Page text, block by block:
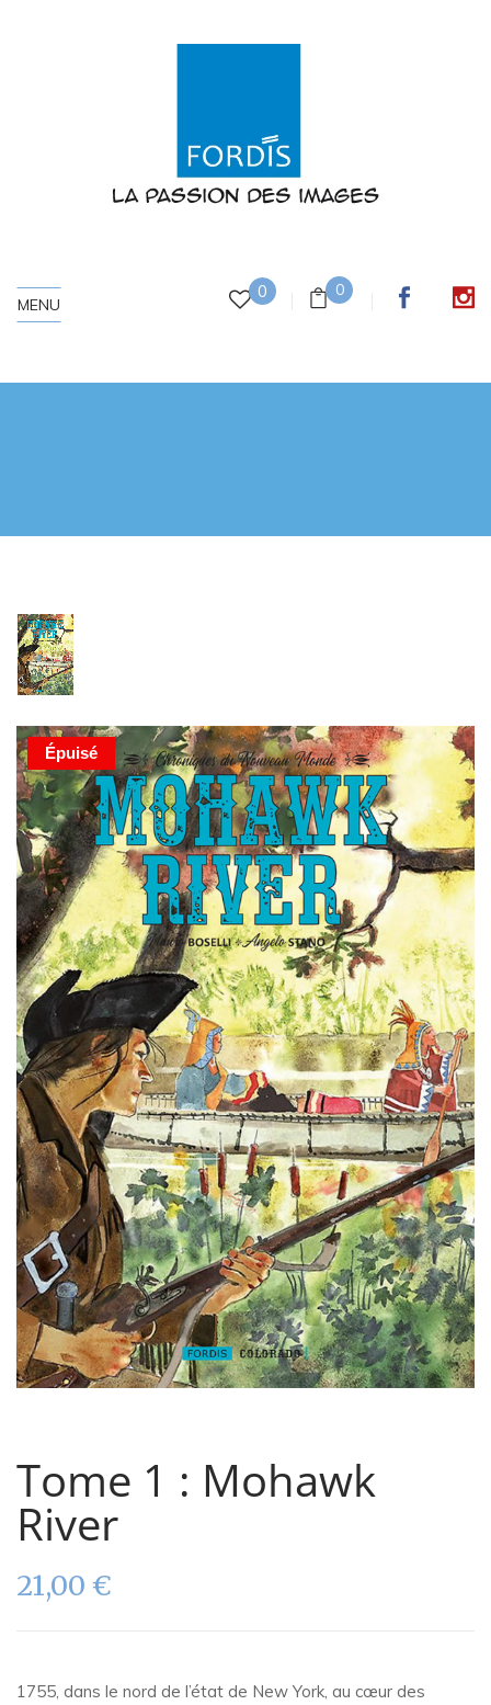
0 0
MENU
Épuisé
Tome 1 : Mohawk
River
21,00 €
1755, dans le nord de l’état de New York, au cœur des